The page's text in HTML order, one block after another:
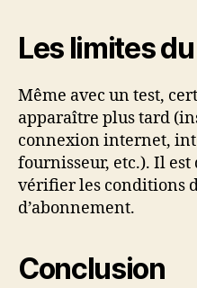
Les limites
Même avec un test,
apparaître plus tard
connexion internet,
fournisseur, etc.). Il
vérifier les conditions
d’abonnement.
Conclusion